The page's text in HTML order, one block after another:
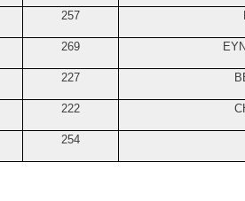
257
269
227
222
254